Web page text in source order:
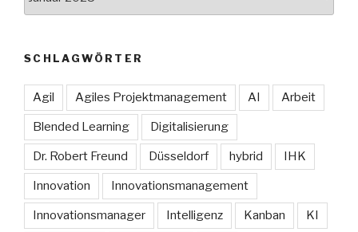
SCHLAGWÖRTER
Agil Agiles Projektmanagement AI Arbeit
Blended Learning Digitalisierung
Dr. Robert Freund Düsseldorf hybrid IHK
Innovation Innovationsmanagement
Innovationsmanager Intelligenz Kanban KI